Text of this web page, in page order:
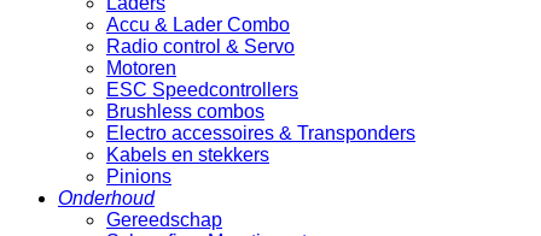
Accu & Lader Combo
Radio control & Servo
Motoren
ESC Speedcontrollers
Brushless combos
Electro accessoires & Transponders
Kabels en stekkers
Pinions
Onderhoud
Gereedschap